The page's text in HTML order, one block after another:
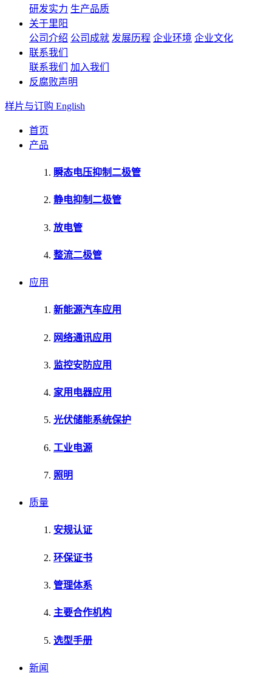
研发实力 生产品质
关于里阳
公司介绍 公司成就 发展历程 企业环境 企业文化
联系我们
联系我们
加入我们
反腐败声明
样片与订购 English
首页
产品
瞬态电压抑制二极管
静电抑制二极管
放电管
整流二极管
应用
新能源汽车应用
网络通讯应用
监控安防应用
家用电器应用
光伏储能系统保护
工业电源
照明
质量
安规认证
环保证书
管理体系
主要合作机构
选型手册
新闻